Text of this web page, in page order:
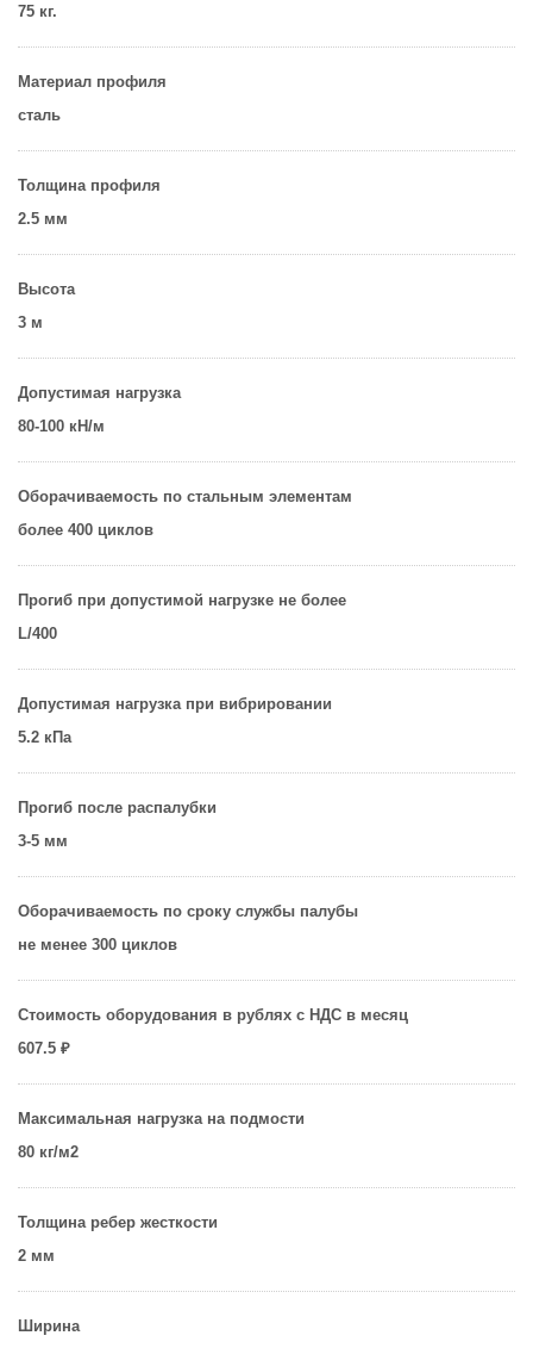
75 кг.
Материал профиля
сталь
Толщина профиля
2.5 мм
Высота
3 м
Допустимая нагрузка
80-100 кН/м
Оборачиваемость по стальным элементам
более 400 циклов
Прогиб при допустимой нагрузке не более
L/400
Допустимая нагрузка при вибрировании
5.2 кПа
Прогиб после распалубки
3-5 мм
Оборачиваемость по сроку службы палубы
не менее 300 циклов
Стоимость оборудования в рублях с НДС в месяц
607.5 ₽
Максимальная нагрузка на подмости
80 кг/м2
Толщина ребер жесткости
2 мм
Ширина